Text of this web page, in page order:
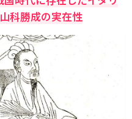
科勝成の実在性